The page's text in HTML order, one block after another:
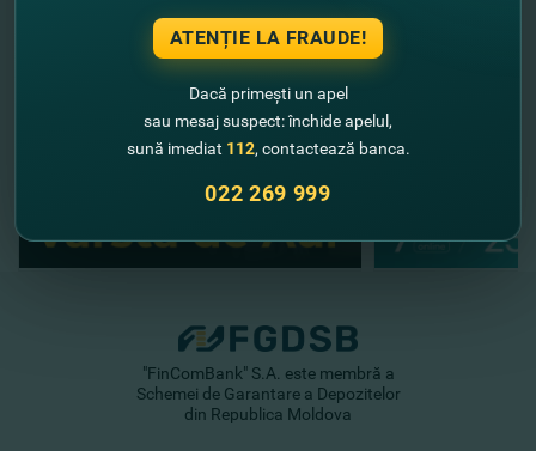
"FinComBank" S.A. este membră a
Schemei de Garantare a Depozitelor
din Republica Moldova
ATENȚIE LA FRAUDE!
Dacă primești un apel
sau mesaj suspect: închide apelul,
sună imediat 112, contactează banca.
022 269 999